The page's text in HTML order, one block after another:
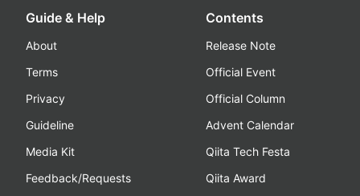
Guide & Help
About
Terms
Privacy
Guideline
Media Kit
Feedback/Requests
Contents
Release Note
Official Event
Official Column
Advent Calendar
Qiita Tech Festa
Qiita Award